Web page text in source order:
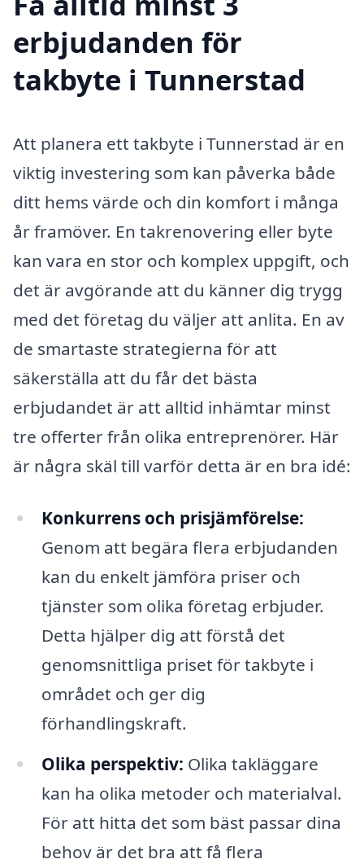
erbjudanden för
takbyte i Tunnerstad
Att planera ett takbyte i Tunnerstad är en
viktig investering som kan påverka både
ditt hems värde och din komfort i många
år framöver. En takrenovering eller byte
kan vara en stor och komplex uppgift, och
det är avgörande att du känner dig trygg
med det företag du väljer att anlita. En av
de smartaste strategierna för att
säkerställa att du får det bästa
erbjudandet är att alltid inhämtar minst
tre offerter från olika entreprenörer. Här
är några skäl till varför detta är en bra idé:
Konkurrens och prisjämförelse:
Genom att begära flera erbjudanden
kan du enkelt jämföra priser och
tjänster som olika företag erbjuder.
Detta hjälper dig att förstå det
genomsnittliga priset för takbyte i
området och ger dig
förhandlingskraft.
Olika perspektiv: Olika takläggare
kan ha olika metoder och materialval.
För att hitta det som bäst passar dina
behov är det bra att få flera